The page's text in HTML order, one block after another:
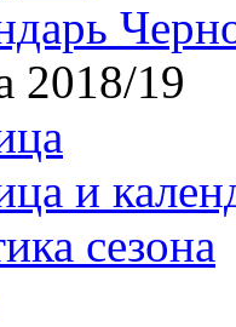
2018/19
и
сезона